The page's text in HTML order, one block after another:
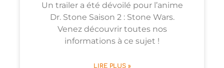
Un trailer a été dévoilé pour l’anime
Dr. Stone Saison 2 : Stone Wars.
Venez découvrir toutes nos
informations à ce sujet !
LIRE PLUS »